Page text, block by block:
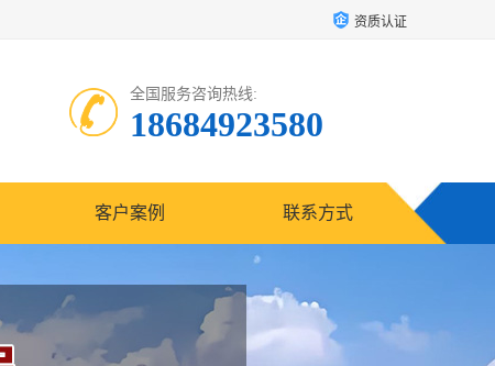
资质认证
全国服务咨询热线:
18684923580
客户案例 联系方式